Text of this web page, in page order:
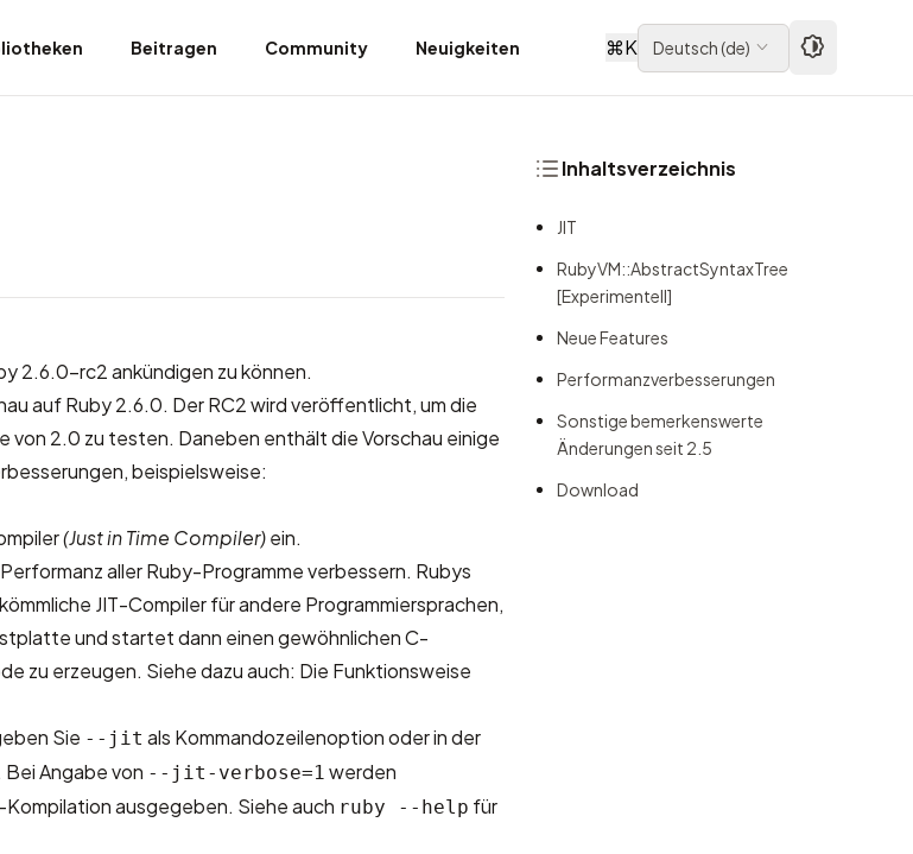
Beitragen Community Neuigkeiten ⌘K Deutsch(de)
2.6.0-rc2 ankündigen zu können.
auf Ruby 2.6.0. Der RC2 wird veröffentlicht, um die
von 2.0 zu testen. Daneben enthält die Vorschau einige
beispielsweise:
(Just in Time Compiler)ein.
aller Ruby-Programme verbessern. Rubys
JIT-Compiler für andere Programmiersprachen,
und startet dann einen gewöhnlichen C-
zu erzeugen. Siehe dazu auch: Die Funktionsweise
Sie --jit als Kommandozeilenoption oder in der
Bei Angabe von --jit-verbose=1 werden
ausgegeben. Siehe auch ruby --help für
Inhaltsverzeichnis
JIT
RubyVM::AbstractSyntaxTree
[Experimentell]
Neue Features
Performanzverbesserungen
Sonstige bemerkenswerte
Änderungen seit 2.5
Download